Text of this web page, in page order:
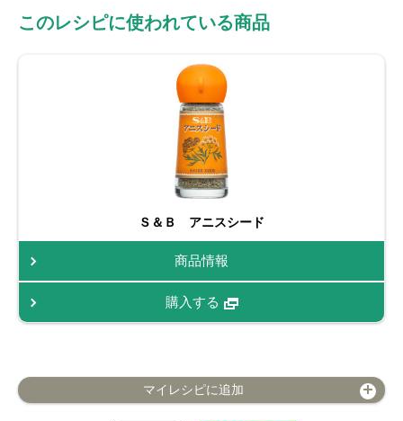
このレシピに使われている商品
Ｓ＆Ｂ アニスシード
商品情報
購入する
マイレシピに追加